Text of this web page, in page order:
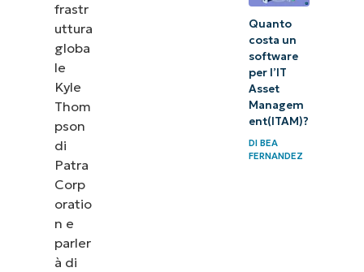
frastr
uttura
globa
le
Kyle
Thom
pson
di
Patra
Corp
oratio
n e
parler
à di
Quanto
costa un
software
per l’IT
Asset
Managem
ent(ITAM)?
DIBEA
FERNANDEZ